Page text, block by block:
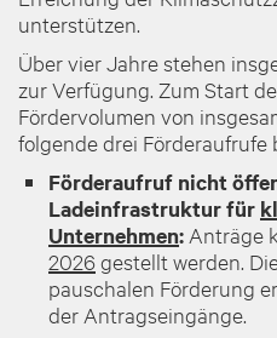
unterstützen.
Über vier Jahre stehen
zur Verfügung. Zum Start
Fördervolumen von
folgende drei Förderaufrufe
Förderaufruf nicht
Ladeinfrastruktur für
Unternehmen: Anträge
2026gestellt werden.
pauschalen Förderung
der Antragseingänge.